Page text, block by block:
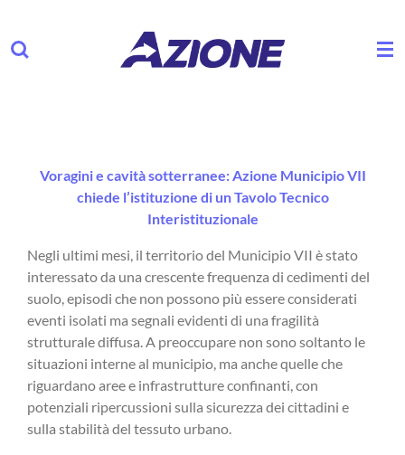
al
contenuto
Voragini e cavità sotterranee: Azione Municipio VII
chiede l’istituzione di un Tavolo Tecnico
Interistituzionale
Negli ultimi mesi, il territorio del Municipio VII è stato
interessato da una crescente frequenza di cedimenti del
suolo, episodi che non possono più essere considerati
eventi isolati ma segnali evidenti di una fragilità
strutturale diffusa. A preoccupare non sono soltanto le
situazioni interne al municipio, ma anche quelle che
riguardano aree e infrastrutture confinanti, con
potenziali ripercussioni sulla sicurezza dei cittadini e
sulla stabilità del tessuto urbano.